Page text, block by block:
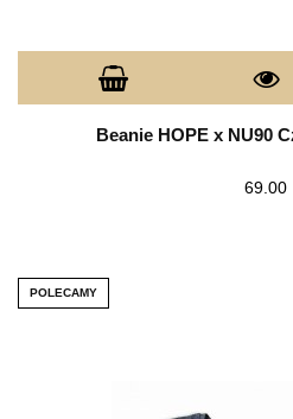
Beanie HOPE x NU90
69.00
POLECAMY